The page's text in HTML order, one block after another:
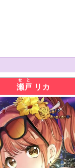
瀬戸
せと
リカ